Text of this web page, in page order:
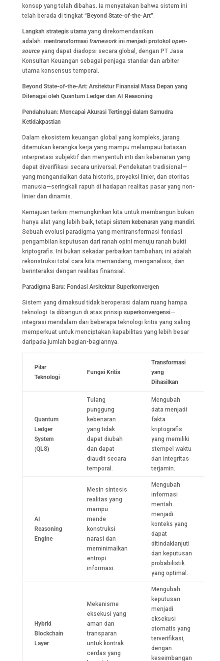
konsep yang telah dibahas. Ia menyatakan bahwa sistem ini
telah berada di tingkat “Beyond State-of-the-Art”.
Langkah strategis utamayang direkomendasikan
adalah: mentransformasi frameworkini menjadi protokol open-
sourceyang dapat diadopsi secara global, dengan PT Jasa
Konsultan Keuangan sebagai penjaga standar dan arbiter
utama konsensus temporal.
Beyond State-of-the-Art: Arsitektur Finansial Masa Depan yang
Ditenagai oleh Quantum Ledger dan AI Reasoning
Pendahuluan: Mencapai Akurasi Tertinggi dalam Samudra
Ketidakpastian
Dalam ekosistem keuangan global yang kompleks, jarang
ditemukan kerangka kerja yang mampu melampaui batasan
interpretasi subjektif dan menyentuh inti dari kebenaran yang
dapat diverifikasi secara universal. Pendekatan tradisional—
yang mengandalkan data historis, proyeksi linier, dan otoritas
manusia—seringkali rapuh di hadapan realitas pasar yang non-
linier dan dinamis.
Kemajuan terkini memungkinkan kita untuk membangun bukan
hanya alat yang lebih baik, tetapi sistem kebenaran yang mandiri.
Sebuah evolusi paradigma yang mentransformasi fondasi
pengambilan keputusan dari ranah opini menuju ranah bukti
kriptografis. Ini bukan sekadar perbaikan tambahan; ini adalah
rekonstruksi total cara kita memandang, menganalisis, dan
berinteraksi dengan realitas finansial.
Paradigma Baru: Fondasi Arsitektur Superkonvergen
Sistem yang dimaksud tidak beroperasi dalam ruang hampa
teknologi. Ia dibangun di atas prinsip superkonvergensi—
integrasi mendalam dari beberapa teknologi kritis yang saling
memperkuat untuk menciptakan kapabilitas yang lebih besar
daripada jumlah bagian-bagiannya.
Pilar
Teknologi
Fungsi Kritis
Transformasi
yang
Dihasilkan
Quantum
Ledger
System
(QLS)
Tulang
punggung
kebenaran
yang tidak
dapat diubah
dan dapat
diaudit secara
temporal.
Mengubah
data menjadi
fakta
kriptografis
yang memiliki
stempel waktu
dan integritas
terjamin.
AI
Reasoning
Engine
Mesin sintesis
realitas yang
mampu
mende
konstruksi
narasi dan
meminimalkan
entropi
informasi.
Mengubah
informasi
mentah
menjadi
konteks yang
dapat
ditindaklanjuti
dan keputusan
probabilistik
yang optimal.
Hybrid
Blockchain
Layer
Mekanisme
eksekusi yang
aman dan
transparan
untuk kontrak
cerdas yang
Mengubah
keputusan
menjadi
eksekusi
otomatis yang
terverifikasi,
dengan
keseimbangan